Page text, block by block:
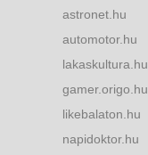
astronet.hu
automotor.hu
lakaskultura.hu
gamer.origo.hu
likebalaton.hu
napidoktor.hu